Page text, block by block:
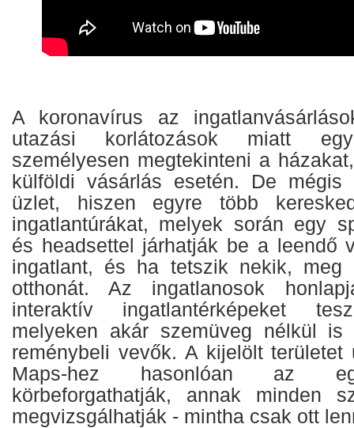
A koronavírus az
utazási korlátozások miatt
személyesen megtekinteni a
külföldi vásárlás esetén. De
üzlet, hiszen egyre több
ingatlantúrákat, melyek során egy
és headsettel járhatják be a leendő
ingatlant, és ha tetszik nekik, meg
otthonát. Az ingatlanosok
interaktív ingatlantérképeket
melyeken akár szemüveg nélkül is
reménybeli vevők. A kijelölt területet
Maps-hez hasonlóan az
körbeforgathatják, annak minden
megvizsgálhatják - mintha csak ott